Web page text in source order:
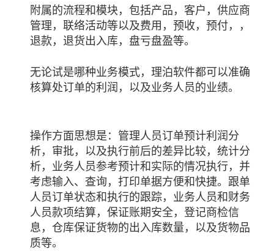
附属的流程和模块，包括产品，客户，供应商
管理，联络活动等以及费用，预收，预付，，
退款，退货出入库，盘亏盘盈等。
无论试是哪种业务模式，理泊软件都可以准确
核算处订单的利润，以及业务人员的业绩。
操作方面思想是：管理人员订单预计利润分
析，审批，以及执行前后的差异比较，统计分
析，业务人员参考预计和实际的情况执行，并
考虑输入、查询，打印单据方便和快捷。跟单
人员订单状态和执行的跟踪，业务人员和财务
人员款项结算，保证账期安全，登记商检信
息，仓库保证货物的出入库数量，以及货物品
质等。